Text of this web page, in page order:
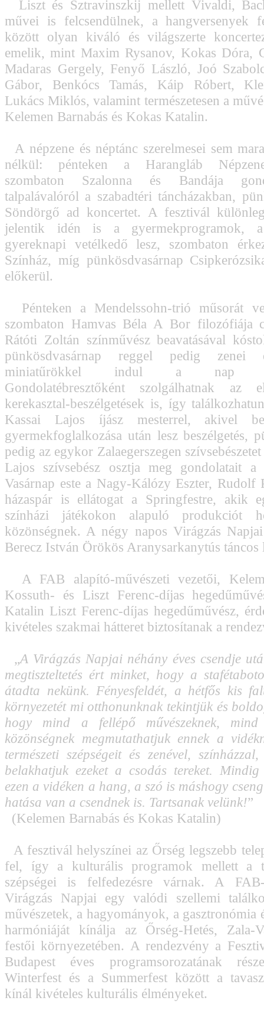
Liszt és Sztravinszkij mellett Vivaldi,
művei is felcsendülnek, a hangversenyek
között olyan kiváló és világszerte
emelik, mint Maxim Rysanov, Kokas Dóra,
Madaras Gergely, Fenyő László, Joó
Gábor, Benkócs Tamás, Káip Róbert,
Lukács Miklós, valamint természetesen a
Kelemen Barnabás és Kokas Katalin.
A népzene és néptánc szerelmesei sem
nélkül: pénteken a Harangláb
szombaton Szalonna és Bandája
talpalávalóról a szabadtéri táncházakban,
Söndörgő ad koncertet. A fesztivál
jelentik idén is a gyermekprogramok,
gyereknapi vetélkedő lesz, szombaton
Színház, míg pünkösdvasárnap
előkerül.
Pénteken a Mendelssohn-trió műsorát
szombaton Hamvas Béla A Bor filozófiája
Rátóti Zoltán színművész beavatásával
pünkösdvasárnap reggel pedig zenei
miniatűrökkel indul a nap
Gondolatébresztőként szolgálhatnak az
kerekasztal-beszélgetések is, így
Kassai Lajos íjász mesterrel, akivel
gyermekfoglalkozása után lesz beszélgetés,
pedig az egykor Zalaegerszegen
Lajos szívsebész osztja meg gondolatait a
Vasárnap este a Nagy-Kálózy Eszter, Rudolf
házaspár is ellátogat a Springfestre, akik
színházi játékokon alapuló produkciót
közönségnek. A négy napos Virágzás Napjai
Berecz István Örökös Aranysarkanytús táncos
A FAB alapító-művészeti vezetői,
Kossuth- és Liszt Ferenc-díjas
Katalin Liszt Ferenc-díjas hegedűművész,
kivételes szakmai hátteret biztosítanak a
„A Virágzás Napjai néhány éves csendje
megtiszteltetés ért minket, hogy a
átadta nekünk. Fényesfeldét, a hétfős kis
környezetét mi otthonunknak tekintjük és
hogy mind a fellépő művészeknek,
közönségnek megmutathatjuk ennek a
természeti szépségeit és zenével,
belakhatjuk ezeket a csodás tereket. Mindig
ezen a vidéken a hang, a szó is máshogy
hatása van a csendnek is. Tartsanak velünk!”
(Kelemen Barnabás és Kokas Katalin)
A fesztivál helyszínei az Őrség legszebb
fel, így a kulturális programok mellett a
szépségei is felfedezésre várnak. A
Virágzás Napjai egy valódi szellemi
művészetek, a hagyományok, a gasztronómia
harmóniáját kínálja az Őrség-Hetés, Zala-
festői környezetében. A rendezvény a
Budapest éves programsorozatának
Winterfest és a Summerfest között a
kínál kivételes kulturális élményeket.